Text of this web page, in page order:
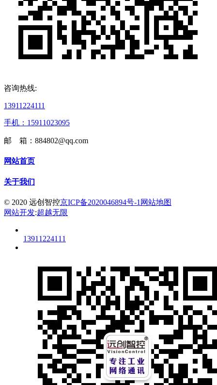
咨询热线:
13911224111
手机：15911023095
邮 箱：884802@qq.com
网站首页
关于我们
© 2020 远创智控京ICP备2020046894号-1 网站地图
网站开发:超越无限
13911224111